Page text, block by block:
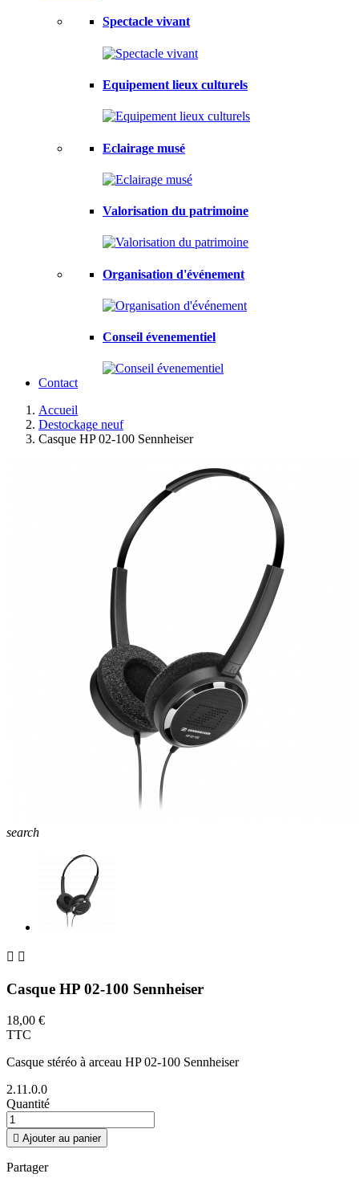
Spectacle vivant
Equipement lieux culturels
Eclairage musé
Valorisation du patrimoine
Organisation d'événement
Conseil évenementiel
Contact
Accueil
Destockage neuf
Casque HP 02-100 Sennheiser
search
 
Casque HP 02-100 Sennheiser
18,00 €
TTC
Casque stéréo à arceau HP 02-100 Sennheiser
2.11.0.0
Quantité
 Ajouter au panier
Partager